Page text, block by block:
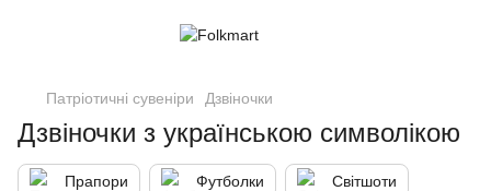
Патріотичні сувеніри Дзвіночки
Дзвіночки з українською символікою
Прапори Футболки Світшоти